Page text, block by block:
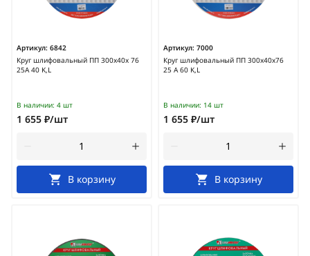
Артикул: 6842
Круг шлифовальный ПП 300х40х 76
25А 40 K,L
В наличии: 4 шт
1 655 ₽/шт
В корзину
Артикул: 7000
Круг шлифовальный ПП 300х40х76
25 А 60 K,L
В наличии: 14 шт
1 655 ₽/шт
В корзину